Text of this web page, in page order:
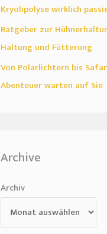
Kryolipolyse wirklich
Ratgeber zur
Haltung und Fütterung
Von Polarlichtern bis
Abenteuer warten auf Sie
Archive
Archiv